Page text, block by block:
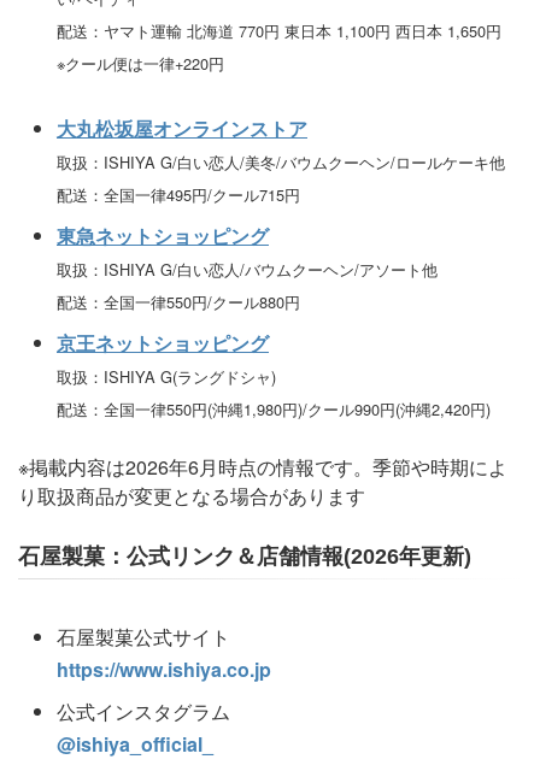
配送：ヤマト運輸 北海道 770円 東日本 1,100円 西日本 1,650円
※クール便は一律+220円
大丸松坂屋オンラインストア
取扱：ISHIYA G/白い恋人/美冬/バウムクーヘン/ロールケーキ他
配送：全国一律495円/クール715円
東急ネットショッピング
取扱：ISHIYA G/白い恋人/バウムクーヘン/アソート他
配送：全国一律550円/クール880円
京王ネットショッピング
取扱：ISHIYA G(ラングドシャ)
配送：全国一律550円(沖縄1,980円)/クール990円(沖縄2,420円)
※掲載内容は2026年6月時点の情報です。季節や時期によ
り取扱商品が変更となる場合があります
石屋製菓：公式リンク＆店舗情報(2026年更新)
石屋製菓公式サイト
https://www.ishiya.co.jp
公式インスタグラム
@ishiya_official_